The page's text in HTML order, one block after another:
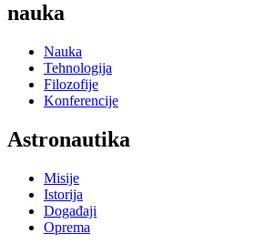
nauka
Nauka
Tehnologija
Filozofije
Konferencije
Astronautika
Misije
Istorija
Događaji
Oprema